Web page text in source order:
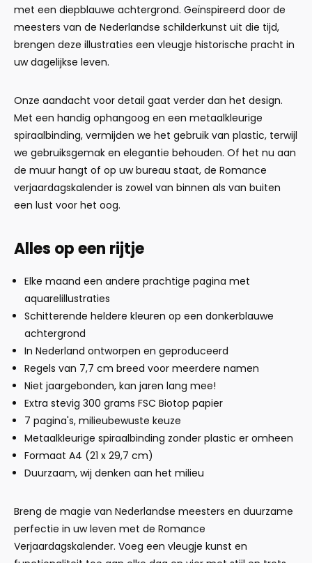
met een diepblauwe achtergrond. Geïnspireerd door de
meesters van de Nederlandse schilderkunst uit die tijd,
brengen deze illustraties een vleugje historische pracht in
uw dagelijkse leven.
Onze aandacht voor detail gaat verder dan het design.
Met een handig ophangoog en een metaalkleurige
spiraalbinding, vermijden we het gebruik van plastic, terwijl
we gebruiksgemak en elegantie behouden. Of het nu aan
de muur hangt of op uw bureau staat, de Romance
verjaardagskalender is zowel van binnen als van buiten
een lust voor het oog.
Alles op een rijtje
Elke maand een andere prachtige pagina met
aquarelillustraties
Schitterende heldere kleuren op een donkerblauwe
achtergrond
In Nederland ontworpen en geproduceerd
Regels van 7,7 cm breed voor meerdere namen
Niet jaargebonden, kan jaren lang mee!
Extra stevig 300 grams FSC Biotop papier
7 pagina's, milieubewuste keuze
Metaalkleurige spiraalbinding zonder plastic er omheen
Formaat A4 (21 x 29,7 cm)
Duurzaam, wij denken aan het milieu
Breng de magie van Nederlandse meesters en duurzame
perfectie in uw leven met de Romance
Verjaardagskalender. Voeg een vleugje kunst en